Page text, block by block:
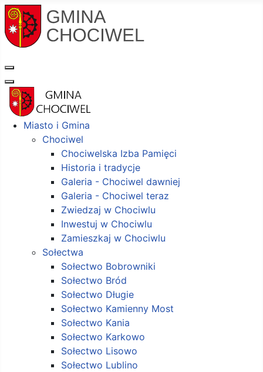
Miasto i Gmina
Chociwel
Chociwelska Izba Pamięci
Historia i tradycje
Galeria - Chociwel dawniej
Galeria - Chociwel teraz
Zwiedzaj w Chociwlu
Inwestuj w Chociwlu
Zamieszkaj w Chociwlu
Sołectwa
Sołectwo Bobrowniki
Sołectwo Bród
Sołectwo Długie
Sołectwo Kamienny Most
Sołectwo Kania
Sołectwo Karkowo
Sołectwo Lisowo
Sołectwo Lublino